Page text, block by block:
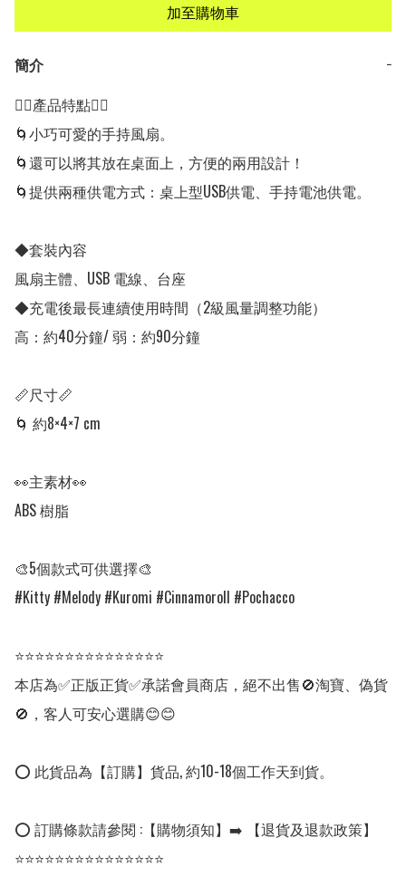
加至購物車
簡介
−
👍🏻產品特點👍🏻
🌀小巧可愛的手持風扇。
🌀還可以將其放在桌面上，方便的兩用設計！
🌀提供兩種供電方式：桌上型USB供電、手持電池供電。
◆套裝內容
風扇主體、USB 電線、台座
◆充電後最長連續使用時間（2級風量調整功能）
高：約40分鐘/ 弱：約90分鐘
📏尺寸📏
🌀 約8×4×7 cm
👀主素材👀
ABS 樹脂
🎨5個款式可供選擇🎨
#Kitty #Melody #Kuromi #Cinnamoroll #Pochacco
⭐⭐⭐⭐⭐⭐⭐⭐⭐⭐⭐⭐⭐⭐⭐
本店為✅正版正貨✅承諾會員商店，絕不出售🚫淘寶、偽貨
🚫，客人可安心選購😊😊
⭕ 此貨品為【訂購】貨品, 約10-18個工作天到貨。
⭕ 訂購條款請參閱 :【購物須知】➡️ 【退貨及退款政策】
⭐⭐⭐⭐⭐⭐⭐⭐⭐⭐⭐⭐⭐⭐⭐